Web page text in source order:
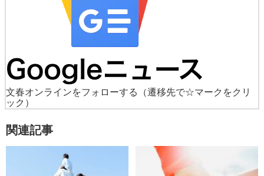
文春オンラインをフォローする
（遷移先で☆マークをクリ
ック）
関連記事